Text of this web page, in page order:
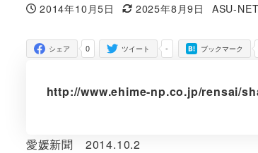
投稿日
2014年10月5日
更新日
2025年8月9日
著
ASU-NET
0
シェア -
ツイート ブックマーク
http://www.ehime-np.co.jp/rensai/
愛媛新聞 2014.10.2